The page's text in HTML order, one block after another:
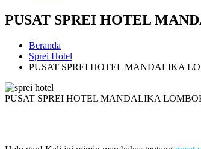
PUSAT SPREI HOTEL
Beranda
Sprei Hotel
PUSAT SPREI HOTEL MANDALIKA
PUSAT SPREI HOTEL MANDALIKA